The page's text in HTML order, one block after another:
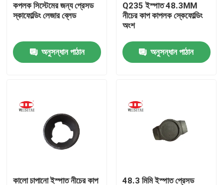
মান নিয়ন্ত্রণ
যোগাযোগ করুন
ইস্পাত ভারা পার্টস
ফ্রেম ভারা পার্টস
কপলক সিস্টেমের জন্য প্রেসড
স্কাফোল্ডিং লেজার ব্লেড
অনুসন্ধান পাঠান
Q235 ইস্পাত 48.3MM
নীচের কাপ কাপলক স্কেফোল্ডিং
অংশ
অনুসন্ধান পাঠান
কালো চাপানো ইস্পাত নীচের কাপ 48.3 মিমি ইস্পাত প্রেসড